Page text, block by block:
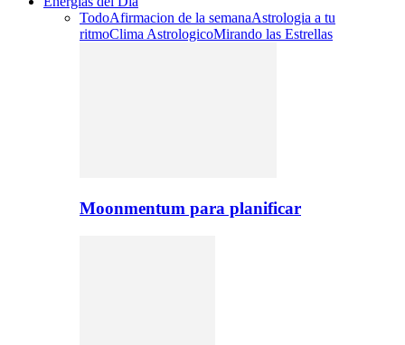
TodoAfirmacion de la semanaAstrologia a tu
ritmoClima AstrologicoMirando las Estrellas
Moonmentum para planificar